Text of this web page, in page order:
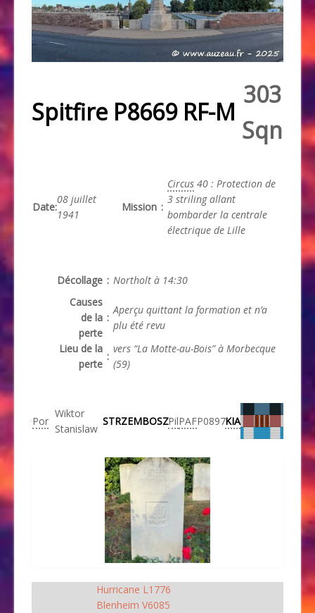
Spitfire P8669 RF-M
303
Sqn
Date:
08 juillet
1941
Mission :
Circus 40 : Protection de
3 striling allant
bombarder la centrale
électrique de Lille
Décollage : Northolt à 14:30
Causes
de la
perte
:
Aperçu quittant la formation et n’a
plu été revu
Lieu de la
perte
:
vers “La Motte-au-Bois” à Morbecque
(59)
Por
Wiktor
Stanislaw
STRZEMBOSZPilPAFP0897KIA
Hurricane L1776
Blenheim V6085